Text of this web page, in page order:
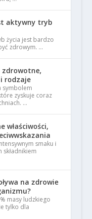
aktywny tryb
życia jest bardzo
zdrowym. …
zdrowotne,
rodzaje
symbolem
zyskuje coraz
…
właściwości,
smaku i
na zdrowie
masy ludzkiego
tylko dla